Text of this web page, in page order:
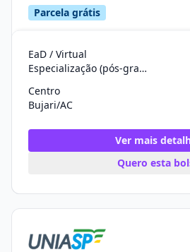
Parcela grátis
EaD / Virtual
Especialização (pós-graduação)
Centro
Bujari/AC
Ver mais
Quero esta